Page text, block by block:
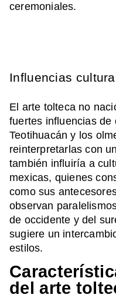
ceremoniales.
Influencias
El arte tolteca no
fuertes influencias de
Teotihuacán y los
reinterpretarlas con
también influiría a
mexicas, quienes
como sus
observan
de occidente y del
sugiere un
estilos.
del arte